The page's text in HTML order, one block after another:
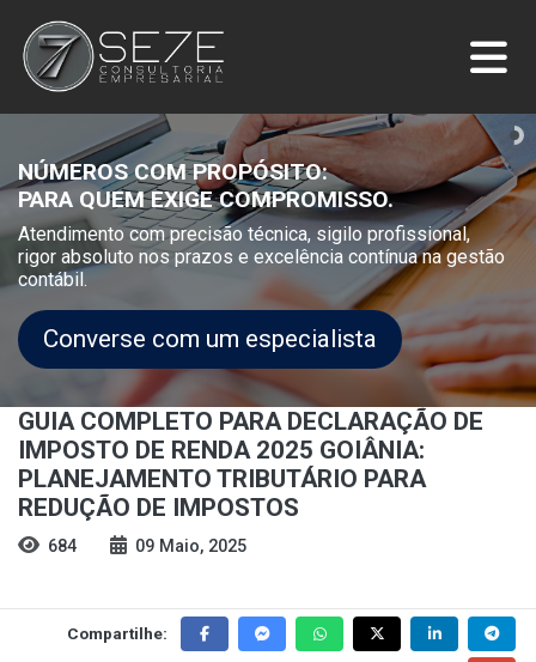
NÚMEROS COM PROPÓSITO:
PARA QUEM EXIGE COMPROMISSO.
Atendimento com precisão técnica, sigilo profissional,
rigor absoluto nos prazos e excelência contínua na gestão
contábil.
Converse com um especialista
GUIA COMPLETO PARA DECLARAÇÃO DE
IMPOSTO DE RENDA 2025 GOIÂNIA:
PLANEJAMENTO TRIBUTÁRIO PARA
REDUÇÃO DE IMPOSTOS
684 09 Maio, 2025
Compartilhe: